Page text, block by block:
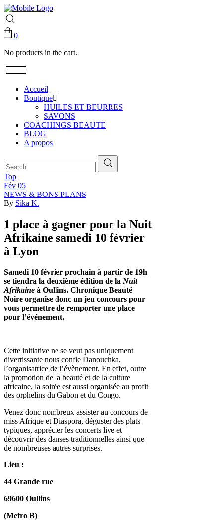
0
No products in the cart.
Accueil
Boutique
HUILES ET BEURRES
SAVONS
COACHINGS BEAUTE
BLOG
A propos
Top
Fév 05
NEWS & BONS PLANS
By Sika K.
1 place à gagner pour la Nuit
Afrikaine samedi 10 février
à Lyon
Samedi 10 février prochain à partir de 19h
se tiendra la deuxième édition de la Nuit
Afrikaine à Oullins. Chronique Beauté
Noire organise donc un jeu concours pour
vous permettre de remporter une place
pour l’événement.
Cette initiative ne se veut pas uniquement
divertissante nous confie Danouchka,
l’organisatrice de l’évènement. En effet, outre
la promotion de la beauté et de la culture
africaine, la soirée est aussi organisée au profit
des orphelins du Gabon et du Congo.
Venez donc nombreux assister au concours de
miss Afrique et Diaspora, déguster des plats
typiques, apprécier les concerts live et
découvrir des danses traditionnelles ainsi que
de nombreuses autres surprises.
Lieu :
44 Grande rue
69600 Oullins
(Metro B)